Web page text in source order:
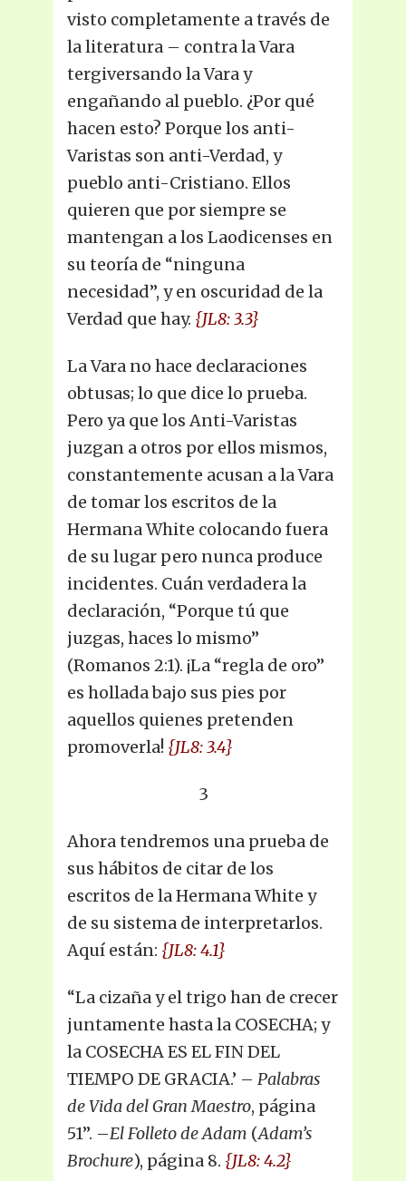
visto completamente a través de
la literatura – contra la Vara
tergiversando la Vara y
engañando al pueblo. ¿Por qué
hacen esto? Porque los anti-
Varistas son anti-Verdad, y
pueblo anti-Cristiano. Ellos
quieren que por siempre se
mantengan a los Laodicenses en
su teoría de “ninguna
necesidad”, y en oscuridad de la
Verdad que hay. {JL8: 3.3}
La Vara no hace declaraciones
obtusas; lo que dice lo prueba.
Pero ya que los Anti-Varistas
juzgan a otros por ellos mismos,
constantemente acusan a la Vara
de tomar los escritos de la
Hermana White colocando fuera
de su lugar pero nunca produce
incidentes. Cuán verdadera la
declaración, “Porque tú que
juzgas, haces lo mismo”
(Romanos 2:1). ¡La “regla de oro”
es hollada bajo sus pies por
aquellos quienes pretenden
promoverla! {JL8: 3.4}
3
Ahora tendremos una prueba de
sus hábitos de citar de los
escritos de la Hermana White y
de su sistema de interpretarlos.
Aquí están: {JL8: 4.1}
“La cizaña y el trigo han de crecer
juntamente hasta la COSECHA; y
la COSECHA ES EL FIN DEL
TIEMPO DE GRACIA.’ – Palabras
de Vida del Gran Maestro, página
51”. –El Folleto de Adam (Adam’s
Brochure), página 8. {JL8: 4.2}